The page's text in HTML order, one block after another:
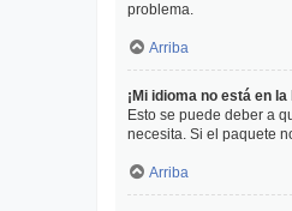
problema.
Arriba
¡Mi idioma no está en la
Esto se puede deber a
necesita. Si el paquete
Arriba